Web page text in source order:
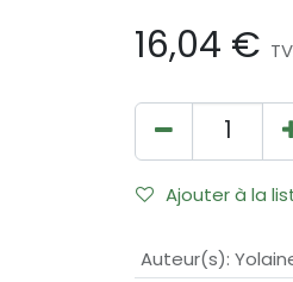
16,04 €
Ajouter à la
Auteur(s):